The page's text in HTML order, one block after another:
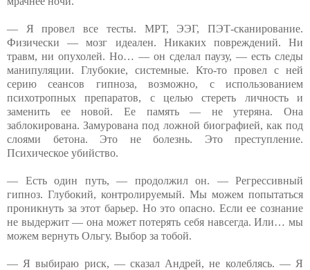
— Я провел все тесты. МРТ, ЭЭГ, ПЭТ-сканирование.
Физически — мозг идеален. Никаких повреждений. Ни
травм, ни опухолей. Но… — он сделал паузу, — есть следы
манипуляции. Глубокие, системные. Кто-то провел с ней
серию сеансов гипноза, возможно, с использованием
психотропных препаратов, с целью стереть личность и
заменить ее новой. Ее память — не утеряна. Она
заблокирована. Замурована под ложной биографией, как под
слоями бетона. Это не болезнь. Это преступление.
Психическое убийство.
— Есть один путь, — продолжил он. — Регрессивный
гипноз. Глубокий, контролируемый. Мы можем попытаться
проникнуть за этот барьер. Но это опасно. Если ее сознание
не выдержит — она может потерять себя навсегда. Или… мы
можем вернуть Ольгу. Выбор за тобой.
— Я выбираю риск, — сказал Андрей, не колеблясь. — Я